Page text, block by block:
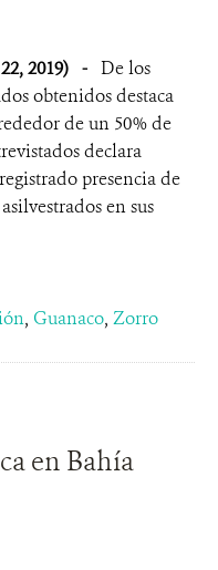
2019) - De los
obtenidos destaca
de un 50% de
declara
presencia de
en sus
, Guanaco, Zorro
en Bahía